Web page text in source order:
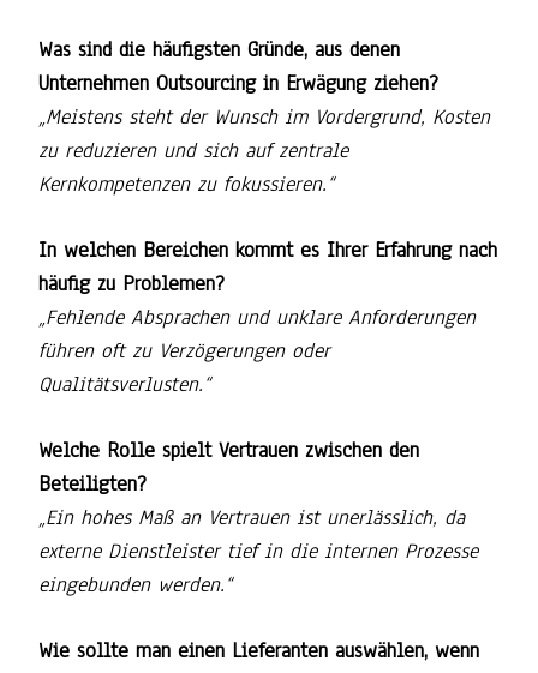
Was sind die häufigsten Gründe, aus denen
Unternehmen Outsourcing in Erwägung ziehen?
„Meistens steht der Wunsch im Vordergrund, Kosten
zu reduzieren und sich auf zentrale
Kernkompetenzen zu fokussieren.“
In welchen Bereichen kommt es Ihrer Erfahrung nach
häufig zu Problemen?
„Fehlende Absprachen und unklare Anforderungen
führen oft zu Verzögerungen oder
Qualitätsverlusten.“
Welche Rolle spielt Vertrauen zwischen den
Beteiligten?
„Ein hohes Maß an Vertrauen ist unerlässlich, da
externe Dienstleister tief in die internen Prozesse
eingebunden werden.“
Wie sollte man einen Lieferanten auswählen, wenn